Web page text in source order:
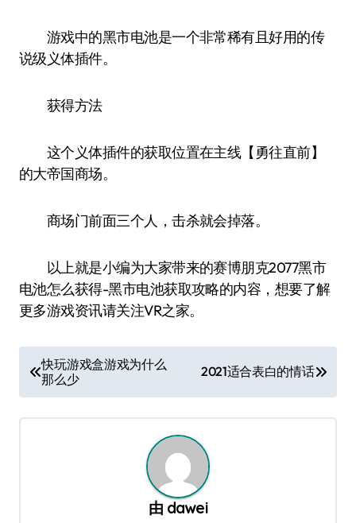
游戏中的黑市电池是一个非常稀有且好用的传
说级义体插件。
获得方法
这个义体插件的获取位置在主线【勇往直前】
的大帝国商场。
商场门前面三个人，击杀就会掉落。
以上就是小编为大家带来的赛博朋克2077黑市
电池怎么获得-黑市电池获取攻略的内容，想要了解
更多游戏资讯请关注VR之家。
章
导
快玩游戏盒游戏为什么
那么少
2021适合表白的情话
由 dawei